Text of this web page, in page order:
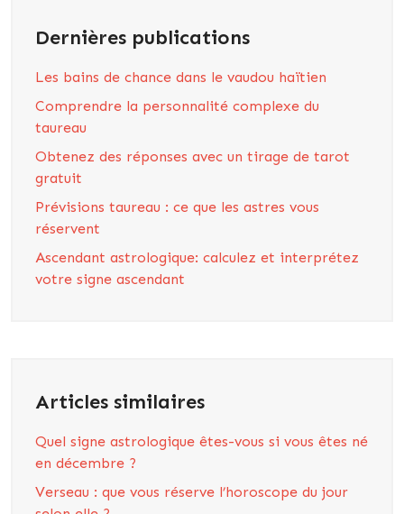
Dernières publications
Les bains de chance dans le vaudou haïtien
Comprendre la personnalité complexe du
taureau
Obtenez des réponses avec un tirage de tarot
gratuit
Prévisions taureau : ce que les astres vous
réservent
Ascendant astrologique: calculez et interprétez
votre signe ascendant
Articles similaires
Quel signe astrologique êtes-vous si vous êtes né
en décembre ?
Verseau : que vous réserve l’horoscope du jour